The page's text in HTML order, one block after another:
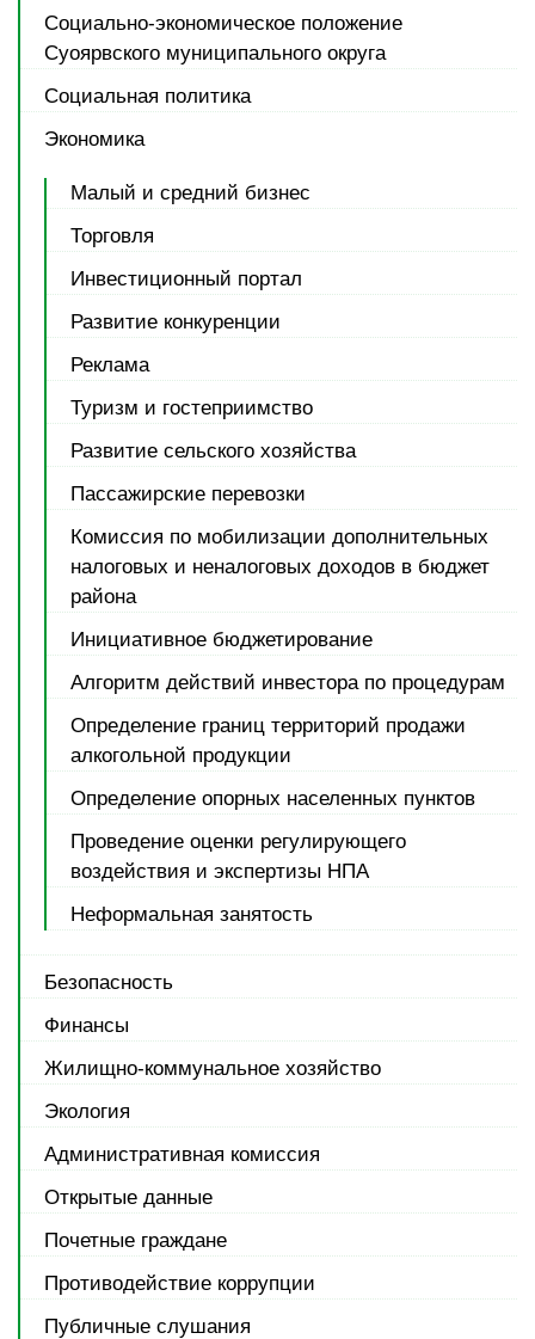
Социально-экономическое положение
Суоярвского муниципального округа
Социальная политика
Экономика
Малый и средний бизнес
Торговля
Инвестиционный портал
Развитие конкуренции
Реклама
Туризм и гостеприимство
Развитие сельского хозяйства
Пассажирские перевозки
Комиссия по мобилизации дополнительных
налоговых и неналоговых доходов в бюджет
района
Инициативное бюджетирование
Алгоритм действий инвестора по процедурам
Определение границ территорий продажи
алкогольной продукции
Определение опорных населенных пунктов
Проведение оценки регулирующего
воздействия и экспертизы НПА
Неформальная занятость
Безопасность
Финансы
Жилищно-коммунальное хозяйство
Экология
Административная комиссия
Открытые данные
Почетные граждане
Противодействие коррупции
Публичные слушания